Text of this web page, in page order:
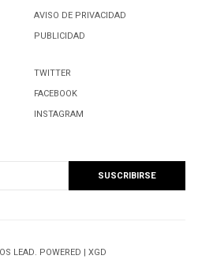
AVISO DE PRIVACIDAD
PUBLICIDAD
TWITTER
FACEBOOK
INSTAGRAM
LEAD. POWERED | XGD